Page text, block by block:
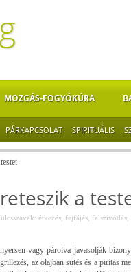
MOZGÁS-FOGYÓKÚRA
PÁRKAPCSOLAT SPIRITUÁLIS
a
étkezés fejfájás felszívódás
vagy párolva javasolják
az olajban sütés és a pirítás